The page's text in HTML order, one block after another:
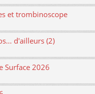
et trombinoscope
d'ailleurs (2)
Surface 2026